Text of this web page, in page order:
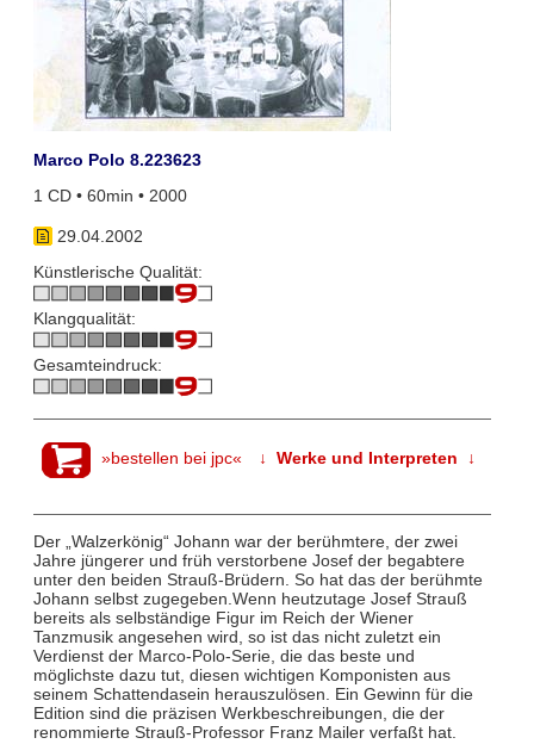
Marco Polo 8.223623
1 CD • 60min • 2000
29.04.2002
Künstlerische Qualität:
Klangqualität:
Gesamteindruck:
»bestellen bei jpc« ↓ Werke und Interpreten ↓
Der „Walzerkönig“ Johann war der berühmtere, der zwei
Jahre jüngerer und früh verstorbene Josef der begabtere
unter den beiden Strauß-Brüdern. So hat das der berühmte
Johann selbst zugegeben.Wenn heutzutage Josef Strauß
bereits als selbständige Figur im Reich der Wiener
Tanzmusik angesehen wird, so ist das nicht zuletzt ein
Verdienst der Marco-Polo-Serie, die das beste und
möglichste dazu tut, diesen wichtigen Komponisten aus
seinem Schattendasein herauszulösen. Ein Gewinn für die
Edition sind die präzisen Werkbeschreibungen, die der
renommierte Strauß-Professor Franz Mailer verfaßt hat.